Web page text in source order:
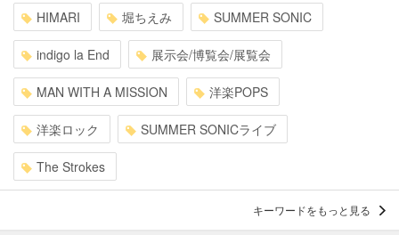
HIMARI 堀ちえみ SUMMER SONIC
indigo la End 展示会/博覧会/展覧会
MAN WITH A MISSION 洋楽POPS
洋楽ロック SUMMER SONICライブ
The Strokes
キーワードをもっと見る